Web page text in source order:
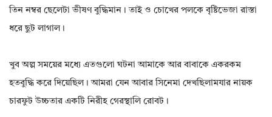
তিন নম্বর ছেলেটা ভীষণ বুদ্ধিমান। তাই ও চোখের পলকে বৃষ্টিভেজা রাস্তা
ধরে ছুট লাগাল।
খুব অল্প সময়ের মধ্যে এতগুলো ঘটনা আমাকে আর বাবাকে একরকম
হতবুদ্ধি করে দিয়েছিল। আমরা যেন আবার সিনেমা দেখছিলামযার নায়ক
চারফুট উচ্চতার একটি নিরীহ গেরস্থালি রোবট।